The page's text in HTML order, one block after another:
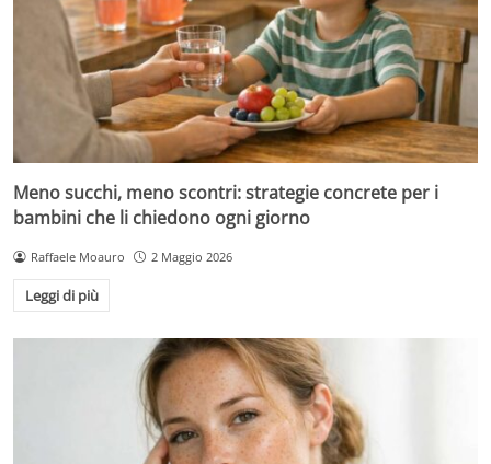
Meno succhi, meno scontri: strategie concrete per i
bambini che li chiedono ogni giorno
Raffaele Moauro 2 Maggio 2026
Leggi di più